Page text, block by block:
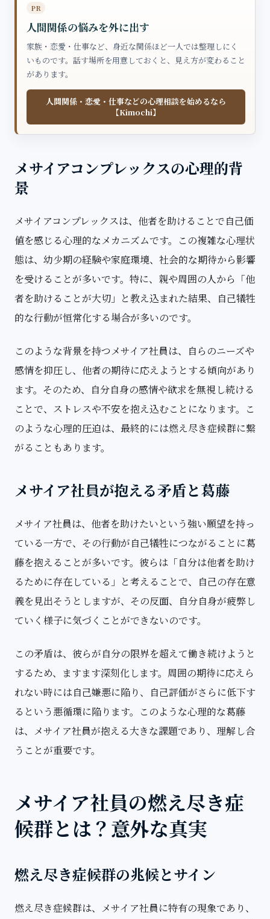
PR
人間関係の悩みを外に出す
家族・恋愛・仕事など、身近な関係ほど一人では整理しにく
いものです。話す場所を用意しておくと、見え方が変わること
があります。
人間関係・恋愛・仕事などの心理相談を始めるなら
【Kimochi】
メサイアコンプレックスの心理的背
景
メサイアコンプレックスは、他者を助けることで自己価
値を感じる心理的なメカニズムです。この複雑な心理状
態は、幼少期の経験や家庭環境、社会的な期待から影響
を受けることが多いです。特に、親や周囲の人から「他
者を助けることが大切」と教え込まれた結果、自己犠牲
的な行動が恒常化する場合が多いのです。
このような背景を持つメサイア社員は、自らのニーズや
感情を抑圧し、他者の期待に応えようとする傾向があり
ます。そのため、自分自身の感情や欲求を無視し続ける
ことで、ストレスや不安を抱え込むことになります。こ
のような心理的圧迫は、最終的には燃え尽き症候群に繋
がることもあります。
メサイア社員が抱える矛盾と葛藤
メサイア社員は、他者を助けたいという強い願望を持っ
ている一方で、その行動が自己犠牲につながることに葛
藤を抱えることが多いです。彼らは「自分は他者を助け
るために存在している」と考えることで、自己の存在意
義を見出そうとしますが、その反面、自分自身が疲弊し
ていく様子に気づくことができないのです。
この矛盾は、彼らが自分の限界を超えて働き続けようと
するため、ますます深刻化します。周囲の期待に応えら
れない時には自己嫌悪に陥り、自己評価がさらに低下す
るという悪循環に陥ります。このような心理的な葛藤
は、メサイア社員が抱える大きな課題であり、理解し合
うことが重要です。
メサイア社員の燃え尽き症
候群とは？意外な真実
燃え尽き症候群の兆候とサイン
燃え尽き症候群は、メサイア社員に特有の現象であり、